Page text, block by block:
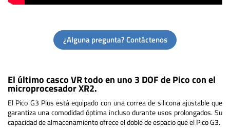
¿Alguna pregunta? Contáctenos
El último casco VR todo en uno 3 DOF de Pico con el
microprocesador XR2.
El Pico G3 Plus está equipado con una correa de silicona ajustable que
garantiza una comodidad óptima incluso durante usos prolongados. Su
capacidad de almacenamiento ofrece el doble de espacio que el Pico G3.